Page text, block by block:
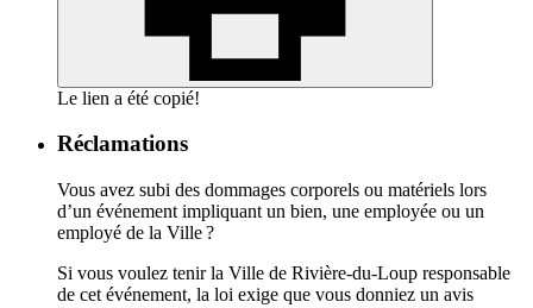
Le lien a été copié!
Réclamations
Vous avez subi des dommages corporels ou matériels lors
d’un événement impliquant un bien, une employée ou un
employé de la Ville ?
Si vous voulez tenir la Ville de Rivière-du-Loup responsable
de cet événement, la loi exige que vous donniez un avis